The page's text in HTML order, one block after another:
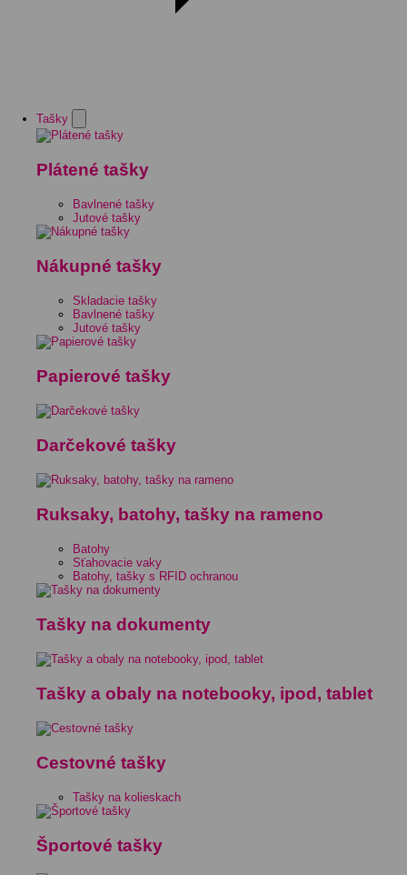
Tašky
Plátené tašky
Bavlnené tašky
Jutové tašky
Nákupné tašky
Skladacie tašky
Bavlnené tašky
Jutové tašky
Papierové tašky
Darčekové tašky
Ruksaky, batohy, tašky na rameno
Batohy
Sťahovacie vaky
Batohy, tašky s RFID ochranou
Tašky na dokumenty
Tašky a obaly na notebooky, ipod, tablet
Cestovné tašky
Tašky na kolieskach
Športové tašky